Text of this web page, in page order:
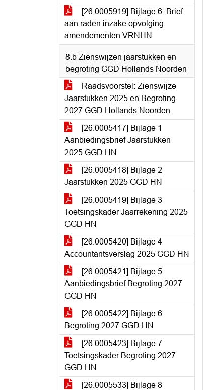
[26.0005919] Bijlage 6: Brief
aan raden inzake opvolging
amendementen VRNHN
8.b Zienswijzen jaarstukken en
begroting GGD Hollands Noorden
Raadsvoorstel: Zienswijze
Jaarstukken 2025 en Begroting
2027 GGD Hollands Noorden
[26.0005417] Bijlage 1
Aanbiedingsbrief Jaarstukken
2025 GGD HN
[26.0005418] Bijlage 2
Jaarstukken 2025 GGD HN
[26.0005419] Bijlage 3
Toetsingskader Jaarrekening 2025
GGD HN
[26.0005420] Bijlage 4
Accountantsverslag 2025 GGD HN
[26.0005421] Bijlage 5
Aanbiedingsbrief Begroting 2027
GGD HN
[26.0005422] Bijlage 6
Begroting 2027 GGD HN
[26.0005423] Bijlage 7
Toetsingskader Begroting 2027
GGD HN
[26.0005533] Bijlage 8